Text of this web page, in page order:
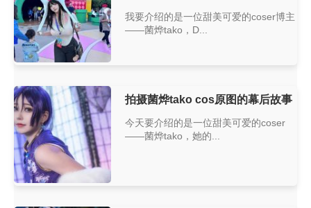
我要介绍的是一位甜美可爱的coser博主
——菌烨tako，D...
拍摄菌烨tako cos原图的幕后故事
今天要介绍的是一位甜美可爱的coser
——菌烨tako，她的...